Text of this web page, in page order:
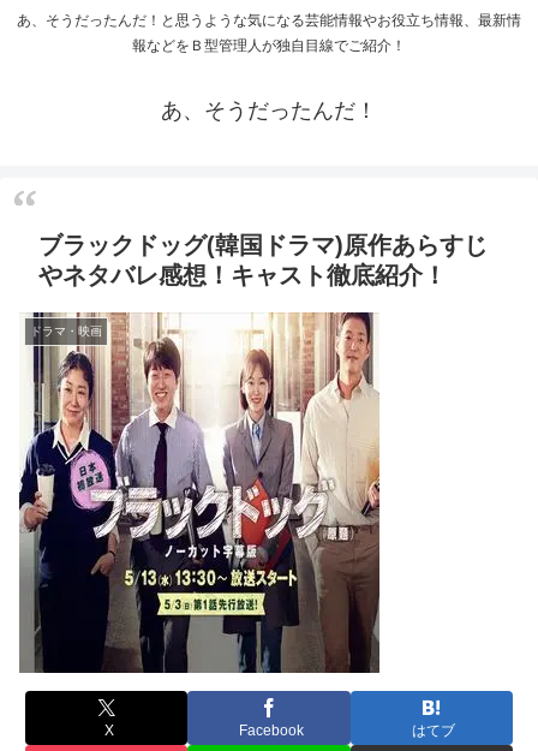
あ、そうだったんだ！と思うような気になる芸能情報やお役立ち情報、最新情
報などをＢ型管理人が独自目線でご紹介！
あ、そうだったんだ！
ブラックドッグ(韓国ドラマ)原作あらすじ
やネタバレ感想！キャスト徹底紹介！
ドラマ・映画
X Facebook はてブ